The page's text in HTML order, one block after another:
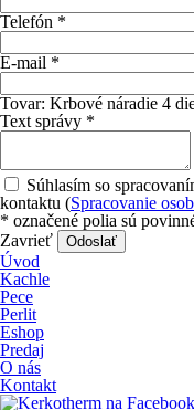
Telefón *
E-mail *
Tovar: Krbové náradie 4
Text správy *
Súhlasím so
kontaktu (Spracovanie
* označené polia sú
Zavrieť
Odoslať
Úvod
Kachle
Pece
Perlit
Eshop
Predaj
O nás
Kontakt